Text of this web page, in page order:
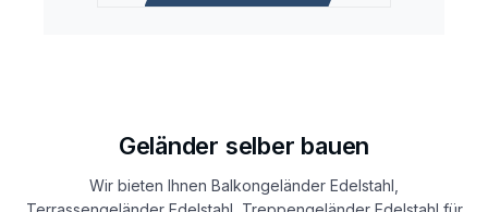
Geländer selber bauen
Wir bieten Ihnen Balkongeländer Edelstahl,